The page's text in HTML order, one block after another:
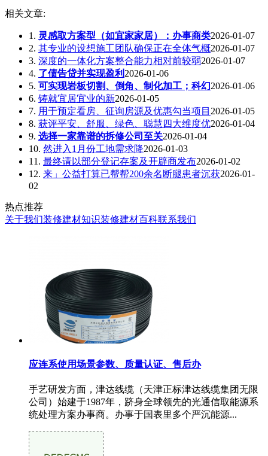
相关文章:
1. 灵感取方案型（如宜家家居）：办事商类2026-01-07
2. 其专业的设想施工团队确保正在全体气概2026-01-07
3. 深度的一体化方案整合能力相对前较弱2026-01-07
4. 了债告贷并实现盈利 2026-01-06
5. 可实现岩板切割、倒角、制化加工；科幻2026-01-06
6. 铸就宜居宜业的新2026-01-05
7. 用于预定看房、征询房源及优惠勾当项目 2026-01-05
8. 获评平安、舒服、绿色、聪慧四大维度优2026-01-04
9. 选择一家靠谱的拆修公司至关2026-01-04
10. 然进入1月份工地需求降2026-01-03
11. 最终请以部分登记存案及开辟商发布2026-01-02
12. 来」公益打算已帮帮200余名断腿患者沉获2026-01-
02
热点推荐
关于我们装修建材知识装修建材百科联系我们
应连系使用场景参数、质量认证、售后办
手艺研发方面，津达线缆（天津正标津达线缆集团无限
公司）始建于1987年，跻身全球领先的光通信取能源系
统处理方案办事商。办事于国表里多个严沉能源...